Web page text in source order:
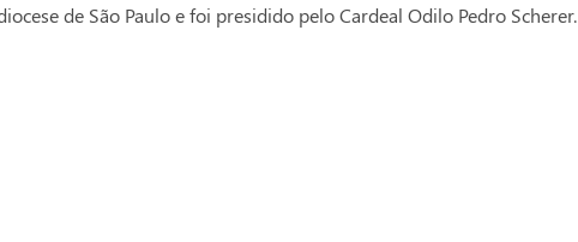
de São Paulo e foi presidido pelo Cardeal Odilo Pedro Scherer.